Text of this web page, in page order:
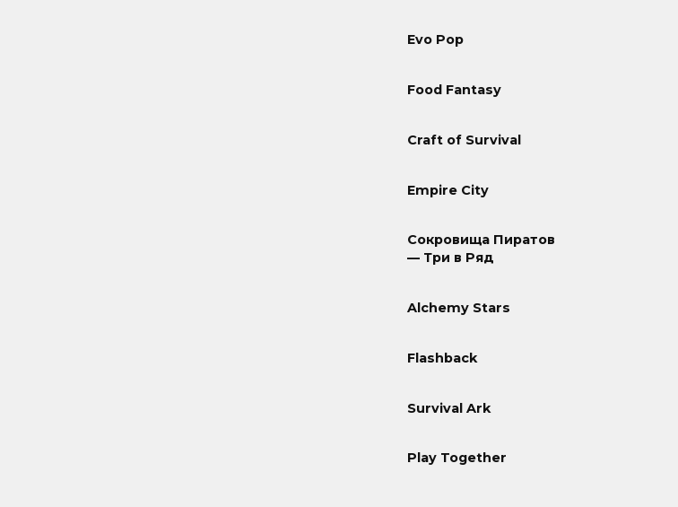
Evo Pop
Food Fantasy
Craft of Survival
Empire City
Сокровища Пиратов
— Три в Ряд
Alchemy Stars
Flashback
Survival Ark
Play Together